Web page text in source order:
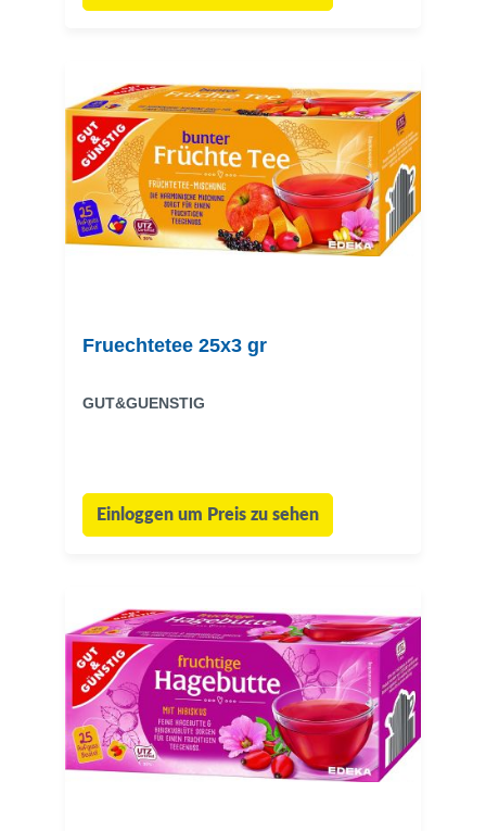
Fruechtetee 25x3 gr
GUT&GUENSTIG
Einloggen um Preis zu sehen